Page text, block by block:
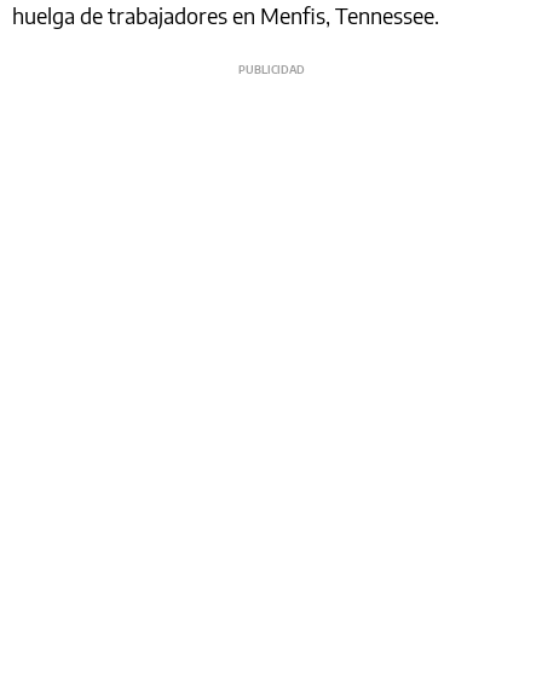
huelga de trabajadores en Menfis, Tennessee.